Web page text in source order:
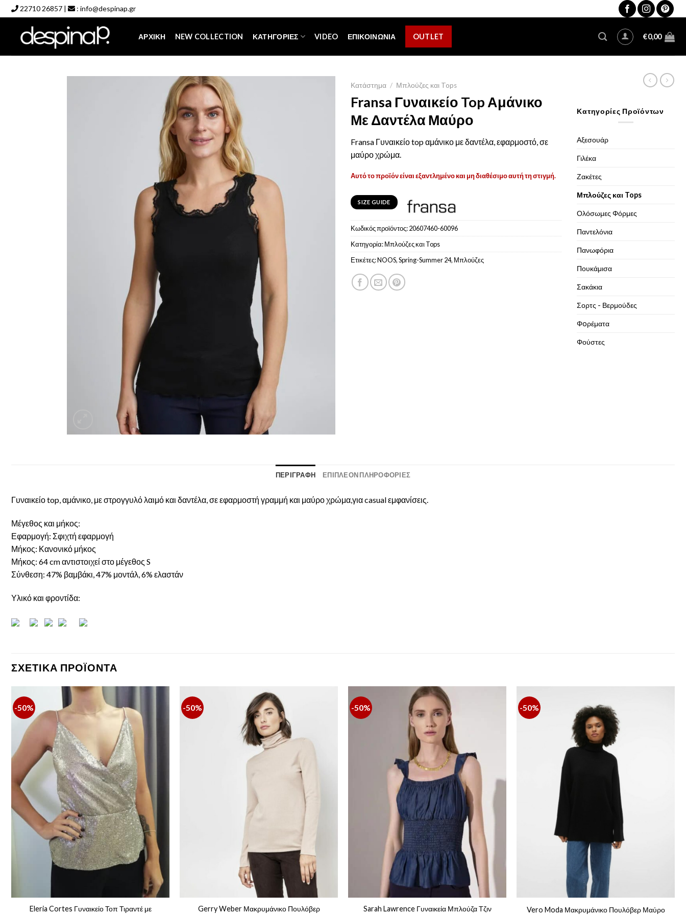
to
content
22710 26857 | : info@despinap.gr
ΑΡΧΙΚΉ NEW COLLECTION ΚΑΤΗΓΟΡΊΕΣ VIDEO ΕΠΙΚΟΙΝΩΝΊΑ OUTLET €0,00
Κατάστημα / Μπλούζες και Tops
Fransa Γυναικείο Top Αμάνικο
Με Δαντέλα Μαύρο
Fransa Γυναικείο top αμάνικο με δαντέλα, εφαρμοστό, σε
μαύρο χρώμα.
Αυτό το προϊόν είναι εξαντλημένο και μη διαθέσιμο αυτή τη στιγμή.
SIZE GUIDE
Κωδικός προϊόντος:20607460-60096
Κατηγορία:Μπλούζες και Tops
Ετικέτες:NOOS,Spring-Summer 24, Μπλούζες
Κατηγορίες Προϊόντων
Αξεσουάρ
Γιλέκα
Ζακέτες
Μπλούζες και Tops
Ολόσωμες Φόρμες
Παντελόνια
Πανωφόρια
Πουκάμισα
Σακάκια
Σορτς - Βερμούδες
Φoρέματα
Φούστες
ΠΕΡΙΓΡΑΦΉ ΕΠΙΠΛΈΟΝ ΠΛΗΡΟΦΟΡΊΕΣ
Γυναικείο top, αμάνικο, με στρογγυλό λαιμό και δαντέλα, σε εφαρμοστή γραμμή και μαύρο χρώμα,για casual εμφανίσεις.
Μέγεθος και μήκος:
Εφαρμογή: Σφιχτή εφαρμογή
Μήκος: Κανονικό μήκος
Μήκος: 64 cm αντιστοιχεί στο μέγεθος S
Σύνθεση: 47% βαμβάκι, 47% μοντάλ, 6% ελαστάν
Υλικό και φροντίδα:
ΣΧΕΤΙΚΆ ΠΡΟΪΌΝΤΑ
-50%
Eleria Cortes Γυναικείο Τοπ Τιραντέ με
-50%
Gerry Weber Μακρυμάνικο Πουλόβερ
-50%
Sarah Lawrence Γυναικεία Μπλούζα Τζιν
-50%
Vero Moda Μακρυμάνικο Πουλόβερ Μαύρο